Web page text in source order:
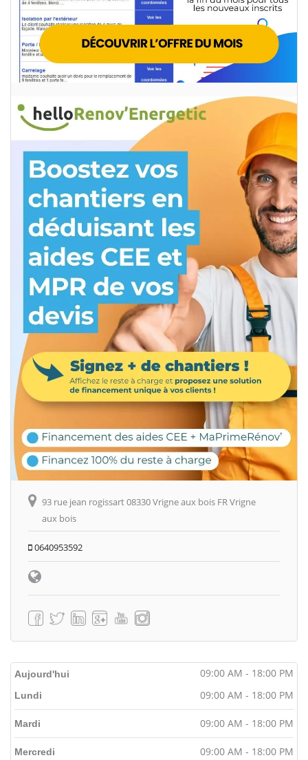
93 rue jean rogissart 08330 Vrigne aux bois FR Vrigne
aux bois
0640953592
Aujourd'hui 09:00 AM - 18:00 PM
Lundi 09:00 AM - 18:00 PM
Mardi 09:00 AM - 18:00 PM
Mercredi 09:00 AM - 18:00 PM